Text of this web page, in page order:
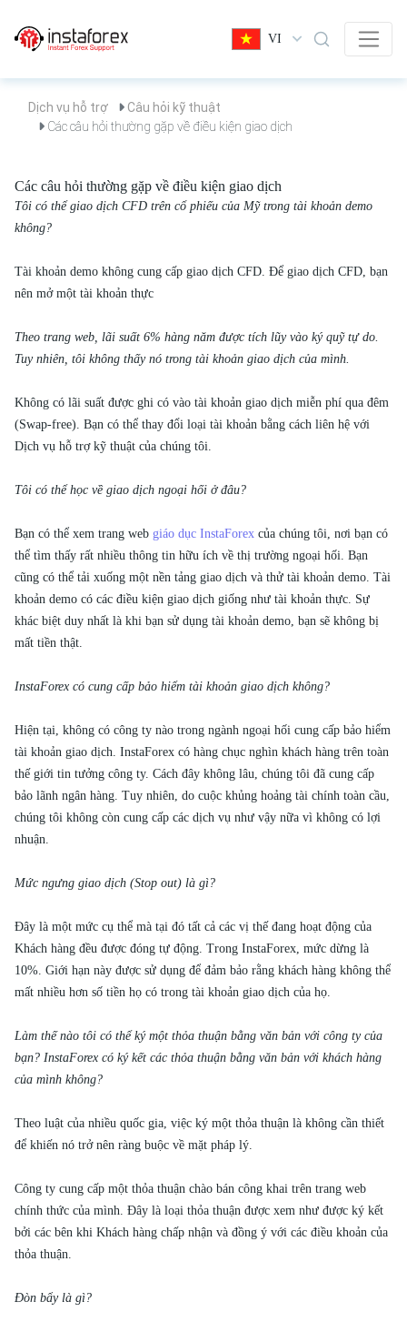
VI
Dịch vụ hỗ trợ
Câu hỏi kỹ thuật
Các câu hỏi thường gặp về điều kiện giao dịch
Các câu hỏi thường gặp về điều kiện giao dịch
Tôi có thể giao dịch CFD trên cổ phiếu của Mỹ trong tài khoản demo
không?
Tài khoản demo không cung cấp giao dịch CFD. Để giao dịch CFD, bạn
nên mở một tài khoản thực
Theo trang web, lãi suất 6% hàng năm được tích lũy vào ký quỹ tự do.
Tuy nhiên, tôi không thấy nó trong tài khoản giao dịch của mình.
Không có lãi suất được ghi có vào tài khoản giao dịch miễn phí qua đêm
(Swap-free). Bạn có thể thay đổi loại tài khoản bằng cách liên hệ với
Dịch vụ hỗ trợ kỹ thuật của chúng tôi.
Tôi có thể học về giao dịch ngoại hối ở đâu?
Bạn có thể xem trang web giáo dục InstaForex của chúng tôi, nơi bạn có
thể tìm thấy rất nhiều thông tin hữu ích về thị trường ngoại hối. Bạn
cũng có thể tải xuống một nền tảng giao dịch và thử tài khoản demo. Tài
khoản demo có các điều kiện giao dịch giống như tài khoản thực. Sự
khác biệt duy nhất là khi bạn sử dụng tài khoản demo, bạn sẽ không bị
mất tiền thật.
InstaForex có cung cấp bảo hiểm tài khoản giao dịch không?
Hiện tại, không có công ty nào trong ngành ngoại hối cung cấp bảo hiểm
tài khoản giao dịch. InstaForex có hàng chục nghìn khách hàng trên toàn
thế giới tin tưởng công ty. Cách đây không lâu, chúng tôi đã cung cấp
bảo lãnh ngân hàng. Tuy nhiên, do cuộc khủng hoảng tài chính toàn cầu,
chúng tôi không còn cung cấp các dịch vụ như vậy nữa vì không có lợi
nhuận.
Mức ngưng giao dịch (Stop out) là gì?
Đây là một mức cụ thể mà tại đó tất cả các vị thế đang hoạt động của
Khách hàng đều được đóng tự động. Trong InstaForex, mức dừng là
10%. Giới hạn này được sử dụng để đảm bảo rằng khách hàng không thể
mất nhiều hơn số tiền họ có trong tài khoản giao dịch của họ.
Làm thế nào tôi có thể ký một thỏa thuận bằng văn bản với công ty của
bạn? InstaForex có ký kết các thỏa thuận bằng văn bản với khách hàng
của mình không?
Theo luật của nhiều quốc gia, việc ký một thỏa thuận là không cần thiết
để khiến nó trở nên ràng buộc về mặt pháp lý.
Công ty cung cấp một thỏa thuận chào bán công khai trên trang web
chính thức của mình. Đây là loại thỏa thuận được xem như được ký kết
bởi các bên khi Khách hàng chấp nhận và đồng ý với các điều khoản của
thỏa thuận.
Đòn bẩy là gì?